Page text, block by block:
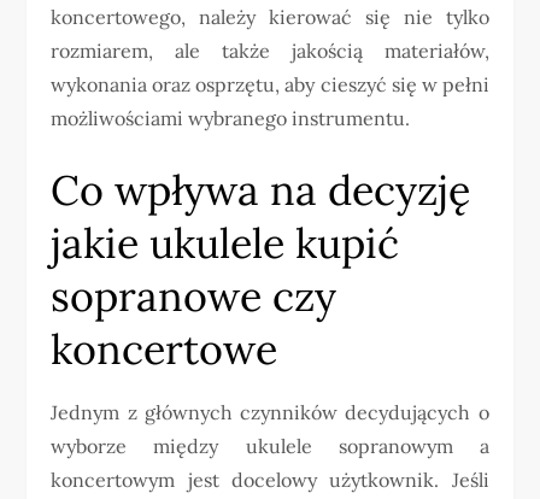
koncertowego, należy kierować się nie tylko
rozmiarem, ale także jakością materiałów,
wykonania oraz osprzętu, aby cieszyć się w pełni
możliwościami wybranego instrumentu.
Co wpływa na decyzję
jakie ukulele kupić
sopranowe czy
koncertowe
Jednym z głównych czynników decydujących o
wyborze między ukulele sopranowym a
koncertowym jest docelowy użytkownik. Jeśli